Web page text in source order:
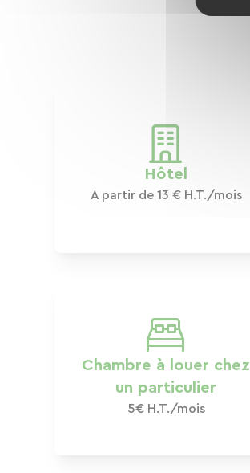
Hôtel
A partir de 13 € H.T./mois
Chambre à louer chez
un particulier
5€ H.T./mois